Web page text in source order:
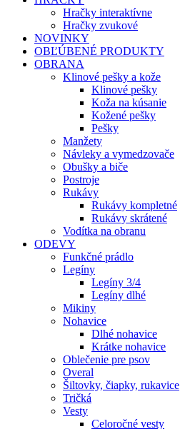
Hračky interaktívne
Hračky zvukové
NOVINKY
OBĽÚBENÉ PRODUKTY
OBRANA
Klinové pešky a kože
Klinové pešky
Koža na kúsanie
Kožené pešky
Pešky
Manžety
Návleky a vymedzovače
Obušky a biče
Postroje
Rukávy
Rukávy kompletné
Rukávy skrátené
Vodítka na obranu
ODEVY
Funkčné prádlo
Legíny
Legíny 3/4
Legíny dlhé
Mikiny
Nohavice
Dlhé nohavice
Krátke nohavice
Oblečenie pre psov
Overal
Šiltovky, čiapky, rukavice
Tričká
Vesty
Celoročné vesty